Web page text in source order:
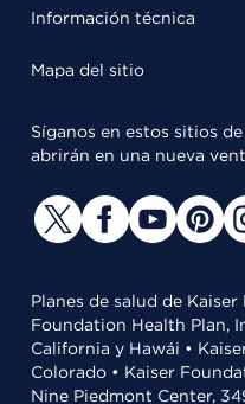
Información técnica
Mapa del sitio
Síganos en estos sitios
abrirán en una nueva
Planes de salud de
Foundation Health Plan,
California y Hawái •
Colorado • Kaiser
Nine Piedmont Center,